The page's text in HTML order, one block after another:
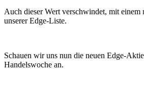
Auch dieser Wert verschwindet, mit einem
unserer Edge-Liste.
Schauen wir uns nun die neuen Edge-
Handelswoche an.